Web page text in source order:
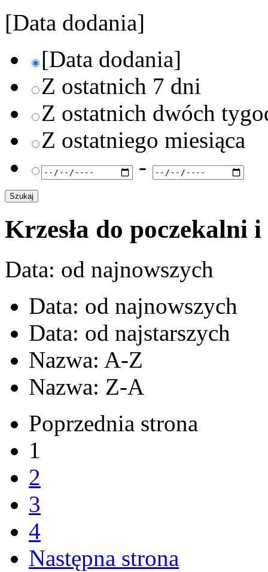
[Data dodania]
[Data dodania]
Z ostatnich 7 dni
Z ostatnich dwóch
Z ostatniego miesiąca
-
Krzesła do poczekalni
Data: od najnowszych
Data: od najnowszych
Data: od najstarszych
Nazwa: A-Z
Nazwa: Z-A
Poprzednia strona
1
2
3
4
Następna strona